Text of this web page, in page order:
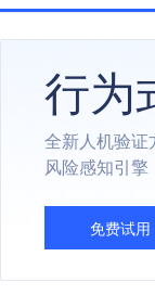
行为
全新人机验证
风险感知引擎
免费试用